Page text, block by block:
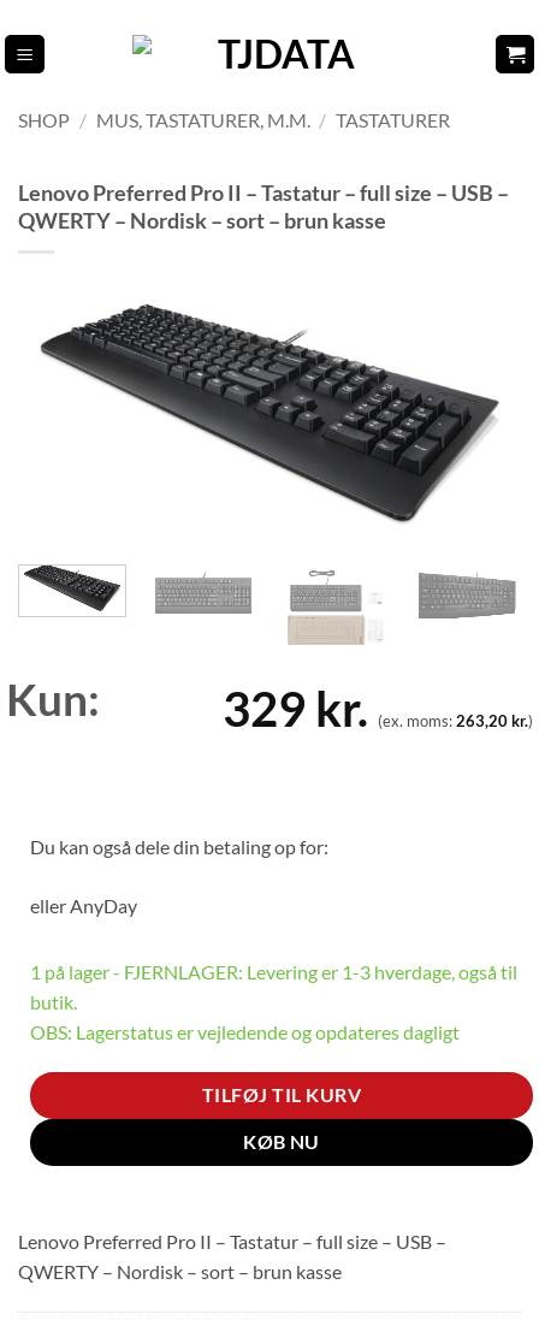
til
indhold
SHOP / MUS, TASTATURER, M.M. / TASTATURER
Lenovo Preferred Pro II – Tastatur – full size – USB –
QWERTY – Nordisk – sort – brun kasse
Kun: 329 kr. (ex. moms:263,20kr.)
Du kan også dele din betaling op for:
eller AnyDay
1 på lager - FJERNLAGER: Levering er 1-3 hverdage, også til
butik.
OBS: Lagerstatus er vejledende og opdateres dagligt
TILFØJ TIL KURV
KØB NU
Lenovo Preferred Pro II – Tastatur – full size – USB –
QWERTY – Nordisk – sort – brun kasse